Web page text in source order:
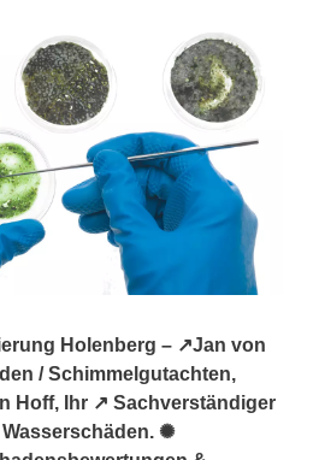
Holenberg – ↗️Jan von
/ Schimmelgutachten,
Hoff, Ihr ↗️ Sachverständiger
✺